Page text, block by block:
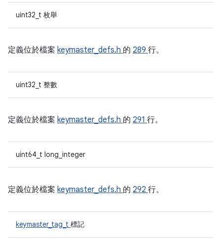
uint32_t 枚舉
定義位於檔案 keymaster_defs.h 的 289 行。
uint32_t 整數
定義位於檔案 keymaster_defs.h 的 291 行。
uint64_t long_integer
定義位於檔案 keymaster_defs.h 的 292 行。
keymaster_tag_t 標記